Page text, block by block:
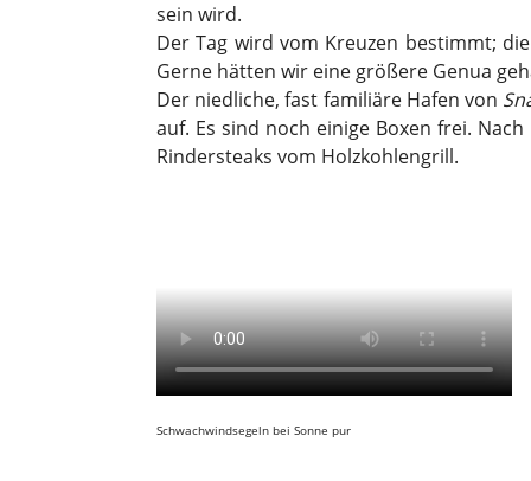
sein wird.
Der Tag wird vom Kreuzen bestimmt;
Gerne hätten wir eine größere Genua
Der niedliche, fast familiäre Hafen von
auf. Es sind noch einige Boxen frei.
Rindersteaks vom Holzkohlengrill.
Schwachwindsegeln bei Sonne pur